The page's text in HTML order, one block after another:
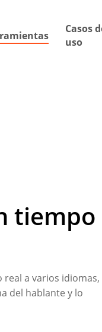
Casos
uso
tiempo
real a varios idiomas,
del hablante y lo